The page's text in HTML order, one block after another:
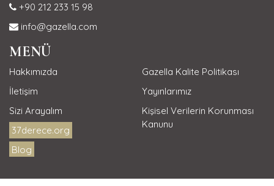
+90 212 233 15 98
info@gazella.com
MENÜ
Hakkımızda
İletişim
Sizi Arayalım
37derece.org
Blog
Gazella Kalite Politikası
Yayınlarımız
Kişisel Verilerin Korunması
Kanunu